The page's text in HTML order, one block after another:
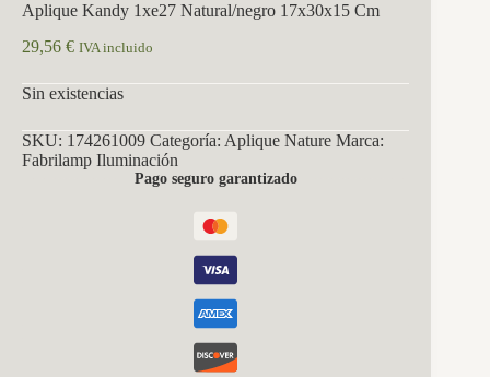
Aplique Kandy 1xe27 Natural/negro 17x30x15 Cm
29,56 € IVA incluido
Sin existencias
SKU: 174261009 Categoría: Aplique Nature Marca:
Fabrilamp Iluminación
Pago seguro garantizado